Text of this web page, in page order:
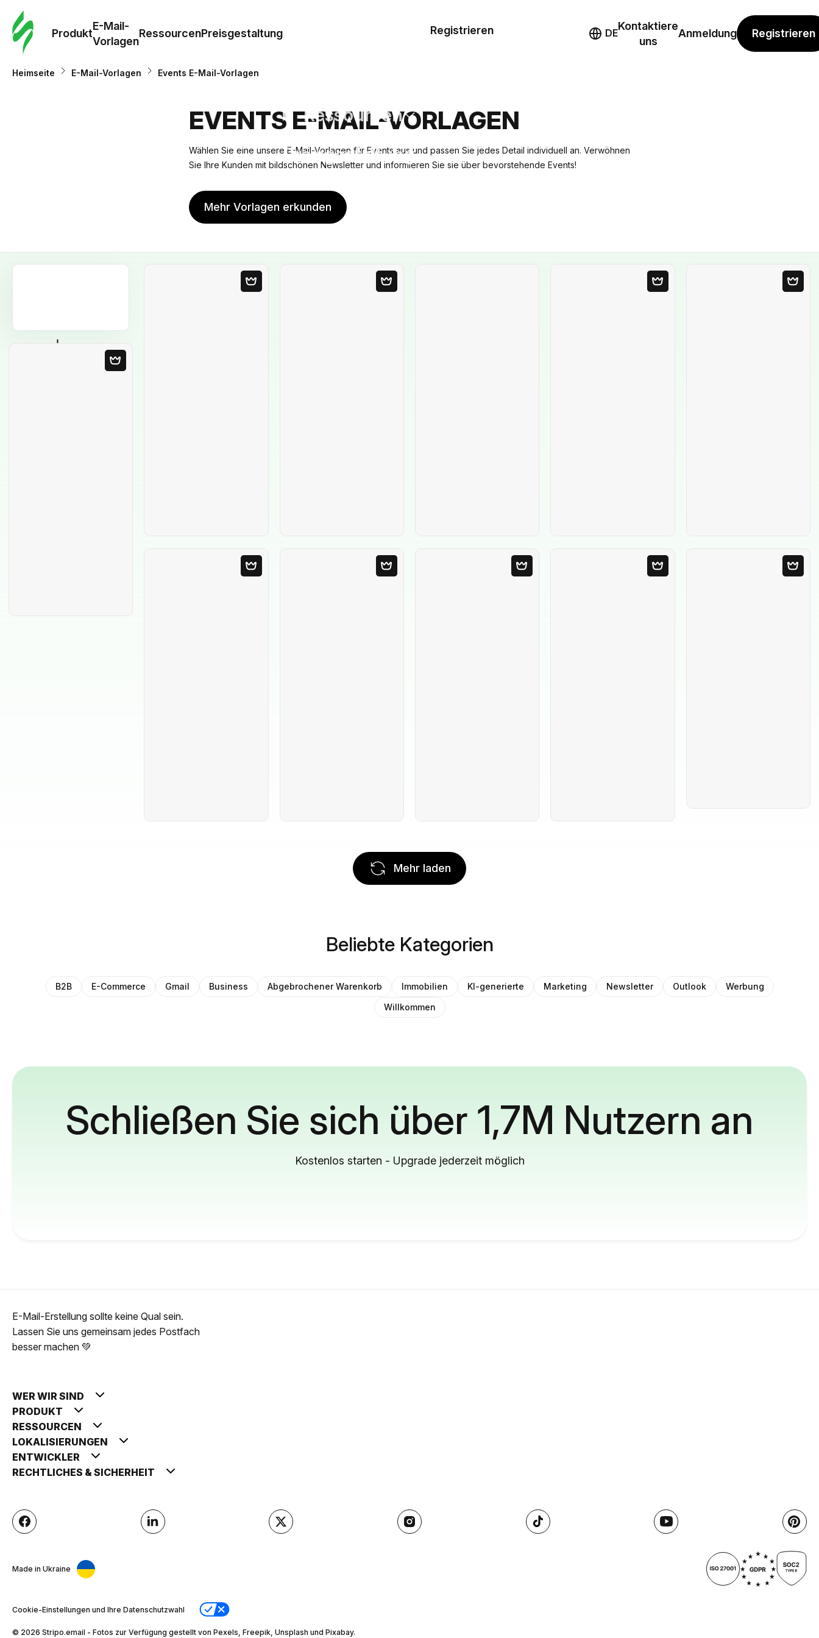
Produkt
E-Mail-
Vorlagen
RessourcenPreisgestaltung
Ressourcen
Preisgestaltung
Registrieren DE
Kontaktiere
uns
Anmeldung Registrieren
Heimseite E-Mail-Vorlagen Events E-Mail-Vorlagen
EVENTS E-MAIL-VORLAGEN
Wählen Sie eine unsere E-Mail-Vorlagen für Events aus und passen Sie jedes Detail individuell an. Verwöhnen
Sie Ihre Kunden mit bildschönen Newsletter und informieren Sie sie über bevorstehende Events!
Mehr Vorlagen erkunden
Mehr laden
Beliebte Kategorien
B2B E-Commerce Gmail Business Abgebrochener Warenkorb Immobilien KI-generierte Marketing Newsletter Outlook
Werbung
Willkommen
Schließen Sie sich über 1,7M Nutzern an
Kostenlos starten - Upgrade jederzeit möglich
E-Mail-Erstellung sollte keine Qual sein.
Lassen Sie uns gemeinsam jedes Postfach
besser machen 💚
WER WIR SIND
PRODUKT
RESSOURCEN
LOKALISIERUNGEN
ENTWICKLER
RECHTLICHES & SICHERHEIT
Made in Ukraine
Cookie-Einstellungen und Ihre Datenschutzwahl
© 2026 Stripо.email - Fotos zur Verfügung gestellt von Pexels, Freepik, Unsplash und Pixabay.